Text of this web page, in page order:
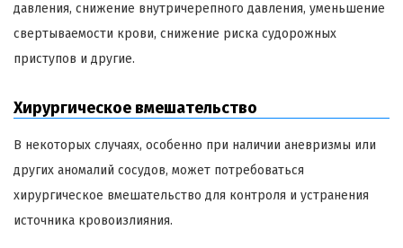
давления, снижение внутричерепного давления, уменьшение
свертываемости крови, снижение риска судорожных
приступов и другие.
Хирургическое вмешательство
В некоторых случаях, особенно при наличии аневризмы или
других аномалий сосудов, может потребоваться
хирургическое вмешательство для контроля и устранения
источника кровоизлияния.